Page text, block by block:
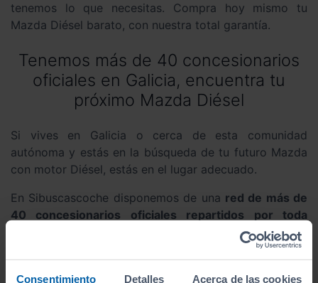
Consentimiento Detalles Acerca de las cookies
tenemos lo que necesitas. Compra hoy mismo tu
Mazda Diésel barato, con nuestra total garantía.
Tenemos más de 40 concesionarios
oficiales en Galicia, encuentra tu
próximo Mazda Diésel
Si vives en Galicia o cerca de esta comunidad
autónoma y estás en la búsqueda de tu futuro Mazda
con motor Diésel, estás en el lugar adecuado.
En Sibuscascoche disponemos de una red de más de
40 concesionarios oficiales repartidos por toda
. Llevamos un siglo de trabajo y estamos
especializados en la compraventa de automóviles